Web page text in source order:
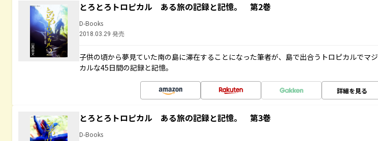
とろとろトロピカル ある旅の記録と記憶。 第2巻
D-Books
2018.03.29 発売
子供の頃から夢見ていた南の島に滞在することになった筆者が、島で出合うトロピカルでマジ
カルな45日間の記録と記憶。
詳細を見る
とろとろトロピカル ある旅の記録と記憶。 第3巻
D-Books